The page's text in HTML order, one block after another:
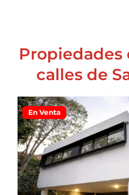
Propiedades
calles de
En Venta